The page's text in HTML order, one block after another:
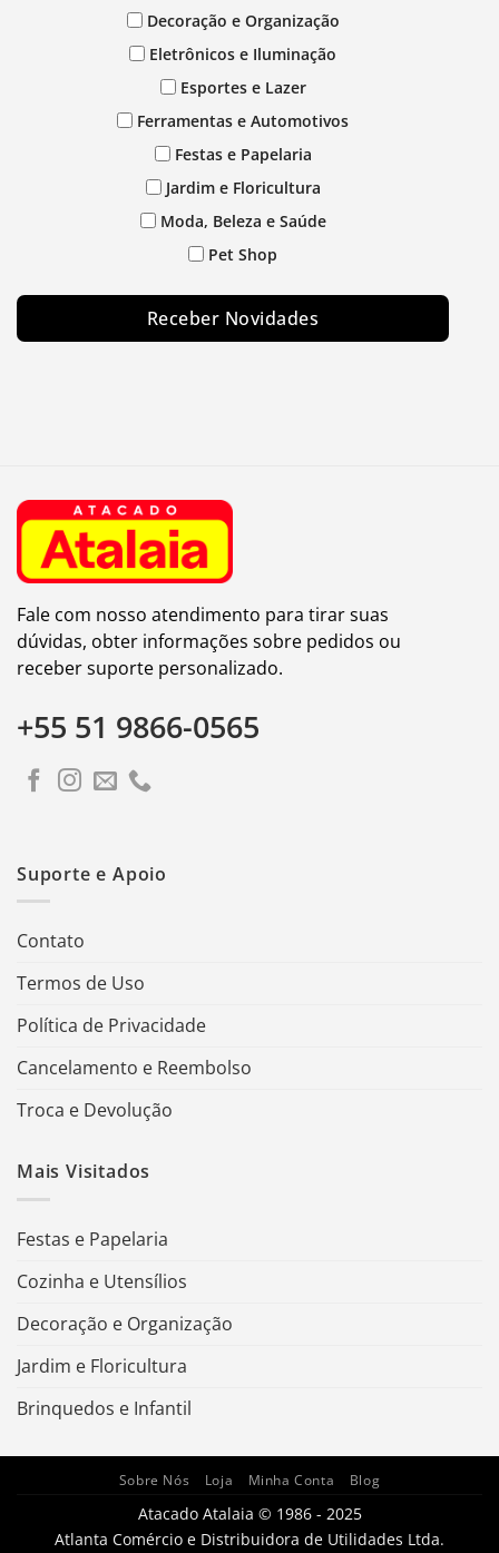
Decoração e Organização
Eletrônicos e Iluminação
Esportes e Lazer
Ferramentas e Automotivos
Festas e Papelaria
Jardim e Floricultura
Moda, Beleza e Saúde
Pet Shop
Receber Novidades
Fale com nosso atendimento para tirar suas
dúvidas, obter informações sobre pedidos ou
receber suporte personalizado.
+55 51 9866-0565
Suporte e Apoio
Contato
Termos de Uso
Política de Privacidade
Cancelamento e Reembolso
Troca e Devolução
Mais Visitados
Festas e Papelaria
Cozinha e Utensílios
Decoração e Organização
Jardim e Floricultura
Brinquedos e Infantil
Sobre Nós Loja Minha Conta Blog
Atacado Atalaia © 1986 - 2025
Atlanta Comércio e Distribuidora de Utilidades Ltda.